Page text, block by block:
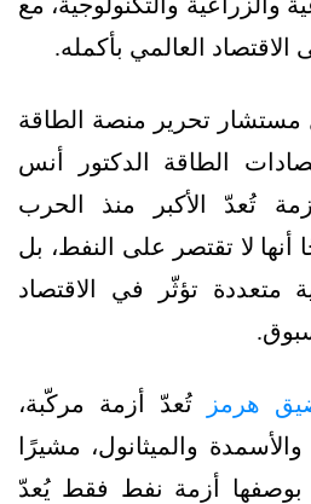
العالمي بأكمله.
مستشار تحرير منصة الطاقة
الطاقة الدكتور أنس
تُعدّ الأكبر منذ الحرب
أنها لا تقتصر على النفط، بل
تؤثّر في الاقتصاد
هرمز
تُعدّ أزمة مركّبة،
والميثانول، مشيرًا
بوصفها أزمة نفط فقط يُعدّ